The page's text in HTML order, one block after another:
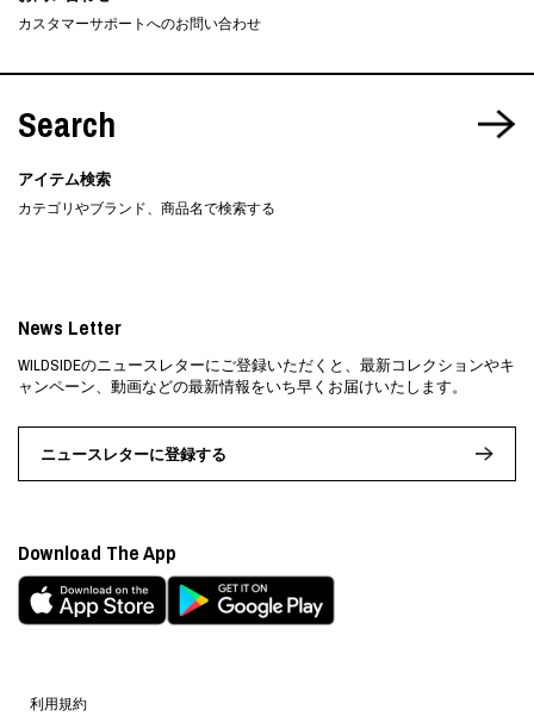
カスタマーサポートへのお問い合わせ
Search
アイテム検索
カテゴリやブランド、商品名で検索する
利用規約
News Letter
WILDSIDEのニュースレターにご登録いただくと、最新コレクションやキ
ャンペーン、動画などの最新情報をいち早くお届けいたします。
ニュースレターに登録する
Download The App